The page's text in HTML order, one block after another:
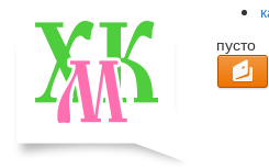
пусто